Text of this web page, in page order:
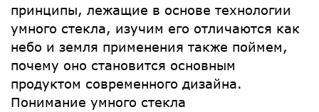
принципы, лежащие в основе технологии
умного стекла, изучим его отличаются как
небо и земля применения также поймем,
почему оно становится основным
продуктом современного дизайна.
Понимание умного стекла